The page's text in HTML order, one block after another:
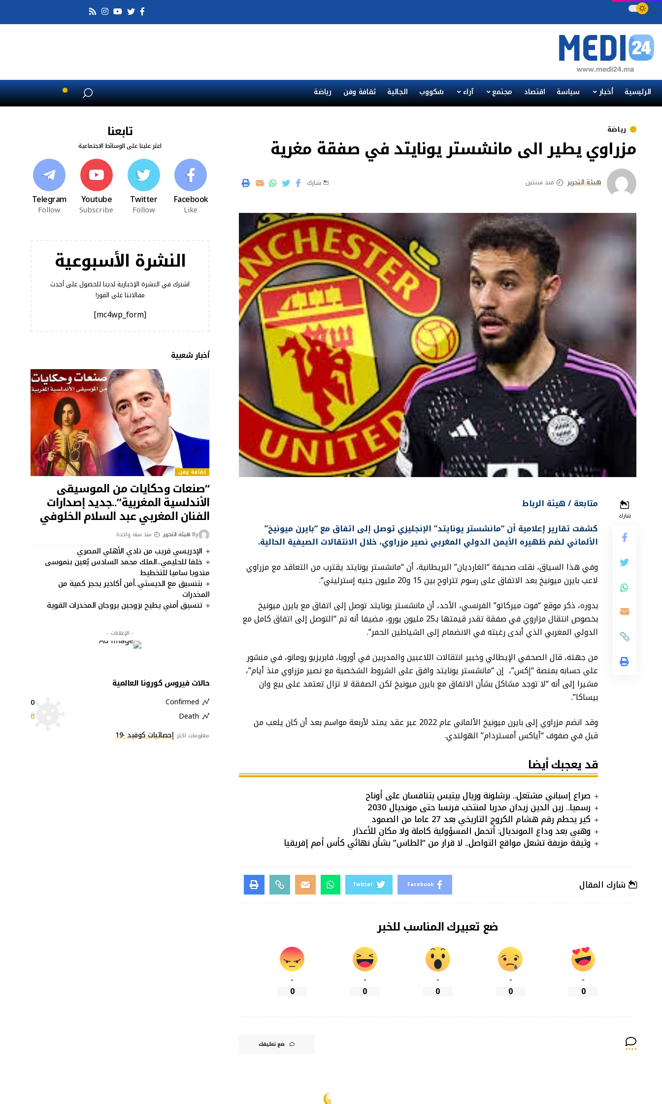
الرئيسية أخبار سياسة اقتصاد مجتمع آراء سْكووب الجالية ثقافة وفن رياضة
رياضة
مزراوي يطير الى مانشستر يونايتد في صفقة مغرية
هيئة التحرير منذ سنتين شارك
شارك
متابعة / هيئة الرباط
كشفت تقارير إعلامية أن “مانشستر يونايتد” الإنجليزي توصل إلى اتفاق مع “بايرن ميونيخ”
الألماني لضم ظهيره الأيمن الدولي المغربي نصير مزراوي، خلال الانتقالات الصيفية الحالية.
وفي هذا السياق، نقلت صحيفة “الغارديان” البريطانية، أن “مانشستر يونايتد يقترب من التعاقد مع مزراوي
لاعب بايرن ميونيخ بعد الاتفاق على رسوم تتراوح بين 15 و20 مليون جنيه إسترليني”.
بدوره، ذكر موقع “فوت ميركاتو” الفرنسي، الأحد، أن مانشستر يونايتد توصل إلى اتفاق مع بايرن ميونيخ
بخصوص انتقال مزاروي في صفقة تقدر قيمتها بـ25 مليون يورو، مضيفا أنه تم “التوصل إلى اتفاق كامل مع
الدولي المغربي الذي أبدى رغبته في الانضمام إلى الشياطين الحمر”.
من جهته، قال الصحفي الإيطالي وخبير انتقالات اللاعبين والمدربين في أوروبا، فابريزيو رومانو، في منشور
على حسابه بمنصة “إكس”، إن “مانشستر يونايتد وافق على الشروط الشخصية مع نصير مزراوي منذ أيام”،
مشيرا إلى أنه “لا توجد مشاكل بشأن الاتفاق مع بايرن ميونيخ لكن الصفقة لا تزال تعتمد على بيع وان
بيساكا”.
وقد انضم مزراوي إلى بايرن ميونيخ الألماني عام 2022 عبر عقد يمتد لأربعة مواسم بعد أن كان يلعب من
قبل في صفوف “أياكس أمستردام” الهولندي.
قد يعجبك أيضا
صراع إسباني مشتعل.. برشلونة وريال بيتيس يتنافسان على أوناح
رسميا.. زين الدين زيدان مدربا لمنتخب فرنسا حتى مونديال 2030
كير يحطم رقم هشام الكروج التاريخي بعد 27 عاما من الصمود
وهبي بعد وداع المونديال: أتحمل المسؤولية كاملة ولا مكان للأعذار
وثيقة مزيفة تشعل مواقع التواصل.. لا قرار من “الطاس” بشأن نهائي كأس أمم إفريقيا
شارك المقال Facebook
Twitter
ضع تعبيرك المناسب للخبر
-
0
-
0
-
0
-
0
-
0
ضع تعليقك
تابعنا
اعثر علينا على الوسائط الاجتماعية
Facebook
Like
Twitter
Follow
Youtube
Subscribe
Telegram
Follow
النشرة الأسبوعية
اشترك في النشرة الإخبارية لدينا للحصول على أحدث
مقالاتنا على الفور!
[mc4wp_form]
أخبار شعبية
ثقافة وفن
“صنعات وحكايات من الموسيقى
الأندلسية المغربية”..جديد إصدارات
الفنان المغربي عبد السلام الخلوفي
By هيئة التحرير منذ سنة واحدة
الإدريسي قريب من نادي الأهلي المصري
خلفا للحليمي..الملك محمد السادس يُعين بنموسى
مندوبا ساميا للتخطيط
بتنسيق مع الديستي..أمن أكادير يحجز كمية من
المخدرات
تنسيق أمني يطيح بزوجين يروجان المخدرات القوية
- الإعلانات -
حالات فيروس كورونا العالمية
Confirmed
0
Death
0
معلومات اكثر:إحصائيات كوفيد -19